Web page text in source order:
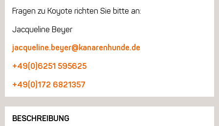
Fragen zu Koyote richten Sie bitte an:
Jacqueline Beyer
jacqueline.beyer@kanarenhunde.de
+49(0)6251 595625
+49(0)172 6821357
BESCHREIBUNG